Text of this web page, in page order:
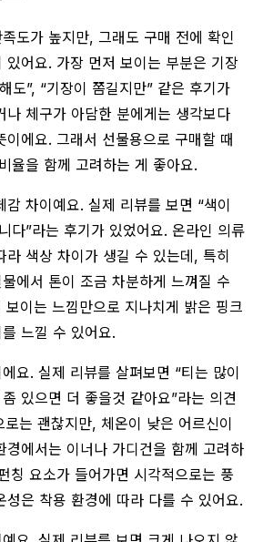
도가 높지만, 그래도 구매 전에 확인
있어요. 가장 먼저 보이는 부분은 기장
도”, “기장이 쫌길지만” 같은 후기가
나 체구가 아담한 분에게는 생각보다
에요. 그래서 선물용으로 구매할 때
율을 함께 고려하는 게 좋아요.
차이예요. 실제 리뷰를 보면 “색이
다”라는 후기가 있었어요. 온라인 의류
라 색상 차이가 생길 수 있는데, 특히
에서 톤이 조금 차분하게 느껴질 수
이는 느낌만으로 지나치게 밝은 핑크
느낄 수 있어요.
요. 실제 리뷰를 살펴보면 “티는 많이
있으면 더 좋을것 같아요”라는 의견
로는 괜찮지만, 체온이 낮은 어르신이
경에서는 이너나 가디건을 함께 고려하
칭 요소가 들어가면 시각적으로는 풍
성은 착용 환경에 따라 다를 수 있어요.